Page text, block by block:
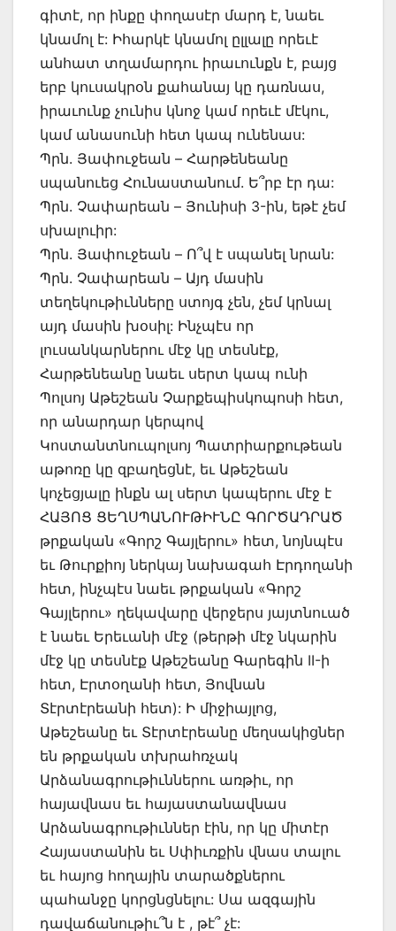
գիտէ, որ ինքը փողասէր մարդ է, նաեւ
կնամոլ է: Իհարկէ կնամոլ ըլլալը որեւէ
անհատ տղամարդու իրաւունքն է, բայց
երբ կուսակրօն քահանայ կը դառնաս,
իրաւունք չունիս կնոջ կամ որեւէ մէկու,
կամ անասունի հետ կապ ունենաս:
Պրն. Յափուջեան – Հարթենեանը
սպանուեց Հունաստանում. Ե՞րբ էր դա:
Պրն. Չափարեան – Յունիսի 3-ին, եթէ չեմ
սխալուիր:
Պրն. Յափուջեան – Ո՞վ է սպանել նրան:
Պրն. Չափարեան – Այդ մասին
տեղեկութիւնները ստոյգ չեն, չեմ կրնալ
այդ մասին խօսիլ: Ինչպէս որ
լուսանկարներու մէջ կը տեսնէք,
Հարթենեանը նաեւ սերտ կապ ունի
Պոլսոյ Աթեշեան Չարքեպիսկոպոսի հետ,
որ անարդար կերպով
Կոստանտնուպոլսոյ Պատրիարքութեան
աթոռը կը զբաղեցնէ, եւ Աթեշեան
կոչեցյալը ինքն ալ սերտ կապերու մէջ է
ՀԱՅՈՑ ՑԵՂՍՊԱՆՈՒԹԻՒՆԸ ԳՈՐԾԱԴՐԱԾ
թրքական «Գորշ Գայլերու» հետ, նոյնպէս
եւ Թուրքիոյ ներկայ նախագահ Էրդողանի
հետ, ինչպէս նաեւ թրքական «Գորշ
Գայլերու» ղեկավարը վերջերս յայտնուած
է նաեւ Երեւանի մէջ (թերթի մէջ նկարին
մէջ կը տեսնէք Աթեշեանը Գարեգին II-ի
հետ, Էրտօղանի հետ, Յովնան
Տէրտէրեանի հետ): Ի միջիայլոց,
Աթեշեանը եւ Տէրտէրեանը մեղսակիցներ
են թրքական տխրահռչակ
Արձանագրութիւններու առթիւ, որ
հայավնաս եւ հայաստանավնաս
Արձանագրութիւններ էին, որ կը միտէր
Հայաստանին եւ Սփիւռքին վնաս տալու
եւ հայոց հողային տարածքներու
պահանջը կորցնցնելու: Սա ազգային
դավաճանութիւ՞ն է , թէ՞ չէ: